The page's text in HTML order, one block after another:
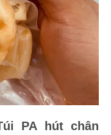
PA hút chân